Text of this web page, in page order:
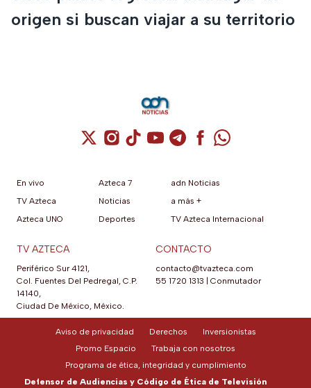
origen si buscan viajar a su territorio
Cuenta de X / Twitter (se abre en una
Cuenta de Instagram (se abre en una
Cuenta de TikTok (se abre en
Cuenta de YouTube (se abre
Cuenta de Telegram (se
Cuenta de
Cuenta de
En vivo
TV Azteca
Azteca UNO
Azteca 7
Noticias
Deportes
adn Noticias
a más +
TV Azteca Internacional
TV AZTECA
Periférico Sur 4121,
Col. Fuentes Del Pedregal, C.P.
14140,
Ciudad De México, México.
CONTACTO
contacto@tvazteca.com
55 1720 1313 | Conmutador
Aviso de privacidad Derechos
Inversionistas
Promo Espacio
Trabaja con nosotros
Programa de ética, integridad y cumplimiento
Defensor de Audiencias y Código de Ética de Televisión